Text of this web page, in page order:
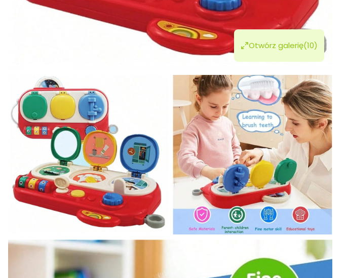
Otwórz galerię(10)